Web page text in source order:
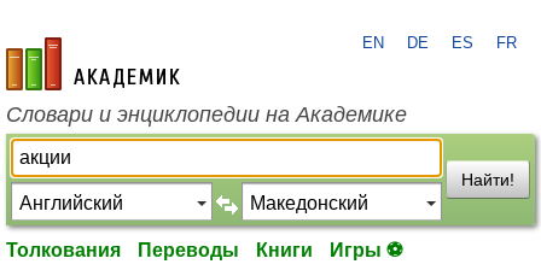
academic.ru
EN DE ES FR
Словари и энциклопедии на Академике
Найти!
Толкования Переводы Книги Игры ⚽